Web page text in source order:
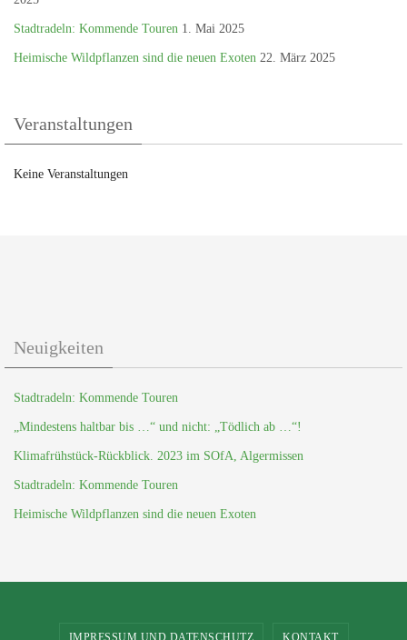
Stadtradeln: Kommende Touren 1. Mai 2025
Heimische Wildpflanzen sind die neuen Exoten 22. März 2025
Veranstaltungen
Keine Veranstaltungen
Neuigkeiten
Stadtradeln: Kommende Touren
„Mindestens haltbar bis …“ und nicht: „Tödlich ab …“!
Klimafrühstück-Rückblick. 2023 im SOfA, Algermissen
Stadtradeln: Kommende Touren
Heimische Wildpflanzen sind die neuen Exoten
IMPRESSUM UND DATENSCHUTZ KONTAKT